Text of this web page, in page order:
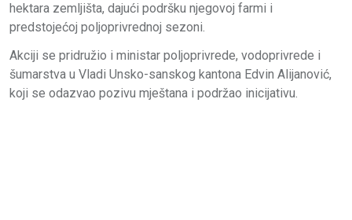
hektara zemljišta, dajući podršku njegovoj farmi i
predstojećoj poljoprivrednoj sezoni.
Akciji se pridružio i ministar poljoprivrede, vodoprivrede i
šumarstva u Vladi Unsko-sanskog kantona Edvin Alijanović,
koji se odazvao pozivu mještana i podržao inicijativu.